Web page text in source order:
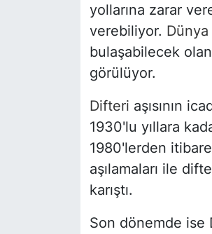
yollarına zarar
verebiliyor. Dünya
bulaşabilecek
görülüyor.
Difteri aşısının
1930'lu yıllara
1980'lerden
aşılamaları ile
karıştı.
Son dönemde ise